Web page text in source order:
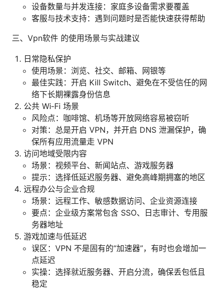
设备数量与并发连接：家庭多设备需求要覆盖
客服与技术支持：遇到问题时是否能快速获得帮助
三、Vpn软件 的使用场景与实战建议
日常隐私保护
使用场景：浏览、社交、邮箱、网银等
最佳实践：开启 Kill Switch、避免在不受信任的网
络下长期裸露身份信息
公共 Wi‑Fi 场景
风险点：咖啡馆、机场等开放网络容易被窃听
对策：总是开启 VPN，并开启 DNS 泄漏保护，确
保所有应用流量走 VPN
访问地域受限内容
场景：视频平台、新闻站点、游戏服务器
提示：选择低延迟服务器、避免高峰期拥塞的地区
远程办公与企业合规
场景：远程工作、敏感数据访问、企业资源连接
要点：企业级方案常包含 SSO、日志审计、专用服
务器地址
游戏加速与低延迟
误区：VPN 不是固有的“加速器”，有时也会增加一
点延迟
实操：选择就近服务器、开启分流，确保丢包低且
稳定